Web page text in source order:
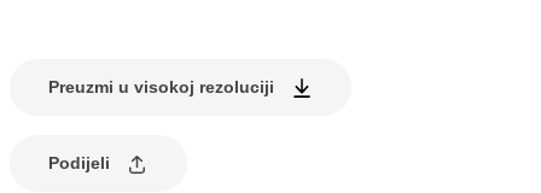
Preuzmi u visokoj rezoluciji
Podijeli